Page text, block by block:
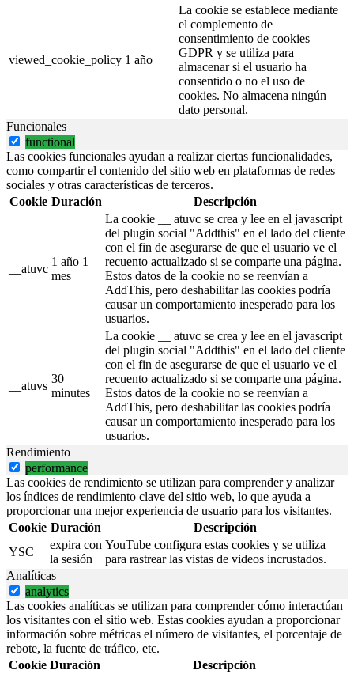
viewed_cookie_policy 1 año
La cookie se establece mediante
el complemento de
consentimiento de cookies
GDPR y se utiliza para
almacenar si el usuario ha
consentido o no el uso de
cookies. No almacena ningún
dato personal.
Funcionales
functional
Las cookies funcionales ayudan a realizar ciertas funcionalidades,
como compartir el contenido del sitio web en plataformas de redes
sociales y otras características de terceros.
Cookie Duración Descripción
__atuvc
1 año 1
mes
La cookie __ atuvc se crea y lee en el javascript
del plugin social "Addthis" en el lado del cliente
con el fin de asegurarse de que el usuario ve el
recuento actualizado si se comparte una página.
Estos datos de la cookie no se reenvían a
AddThis, pero deshabilitar las cookies podría
causar un comportamiento inesperado para los
usuarios.
__atuvs
30
minutes
La cookie __ atuvc se crea y lee en el javascript
del plugin social "Addthis" en el lado del cliente
con el fin de asegurarse de que el usuario ve el
recuento actualizado si se comparte una página.
Estos datos de la cookie no se reenvían a
AddThis, pero deshabilitar las cookies podría
causar un comportamiento inesperado para los
usuarios.
Rendimiento
performance
Las cookies de rendimiento se utilizan para comprender y analizar
los índices de rendimiento clave del sitio web, lo que ayuda a
proporcionar una mejor experiencia de usuario para los visitantes.
Cookie Duración
Descripción
YSC
expira con
la sesión
YouTube configura estas cookies y se utiliza
para rastrear las vistas de videos incrustados.
Analíticas
analytics
Las cookies analíticas se utilizan para comprender cómo interactúan
los visitantes con el sitio web. Estas cookies ayudan a proporcionar
información sobre métricas el número de visitantes, el porcentaje de
rebote, la fuente de tráfico, etc.
Cookie Duración Descripción